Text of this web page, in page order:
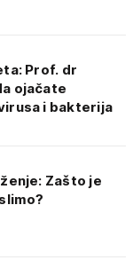
Prof. dr
ojačate
i bakterija
Zašto je